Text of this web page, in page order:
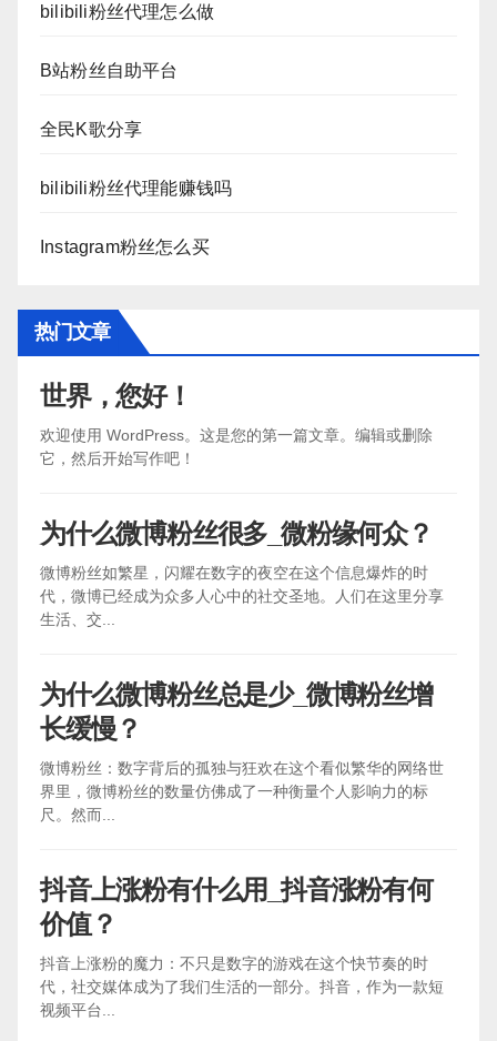
bilibili粉丝代理怎么做
B站粉丝自助平台
全民K歌分享
bilibili粉丝代理能赚钱吗
Instagram粉丝怎么买
热门文章
世界，您好！
欢迎使用 WordPress。这是您的第一篇文章。编辑或删除
它，然后开始写作吧！
为什么微博粉丝很多_微粉缘何众？
微博粉丝如繁星，闪耀在数字的夜空在这个信息爆炸的时
代，微博已经成为众多人心中的社交圣地。人们在这里分享
生活、交...
为什么微博粉丝总是少_微博粉丝增
长缓慢？
微博粉丝：数字背后的孤独与狂欢在这个看似繁华的网络世
界里，微博粉丝的数量仿佛成了一种衡量个人影响力的标
尺。然而...
抖音上涨粉有什么用_抖音涨粉有何
价值？
抖音上涨粉的魔力：不只是数字的游戏在这个快节奏的时
代，社交媒体成为了我们生活的一部分。抖音，作为一款短
视频平台...